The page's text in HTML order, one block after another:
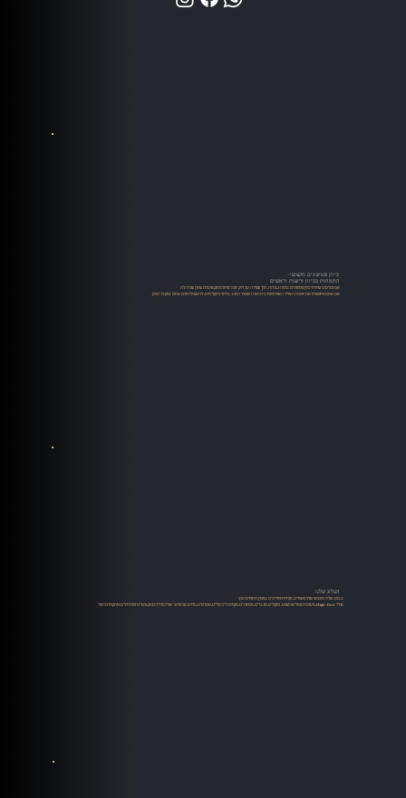
כיוון פטיפונים מקצועי-
התמחות בכיוון זרועות וראשים
אנו מציעים שירותי כיוון פטיפונים ברמה גבוהה, תוך שמירה על דיוק טכני מוחלט ומקצועיות שאין שניה לה.
אם אתם מחפשים את איכות הצליל האולטימטיבית ואת השימור הטוב ביותר לתקליטים, לראש וליהלום אתם במקום הנכון.​​
הבלוג שלנו
בבלוג שלנו תמצאו שלל מאמרים, סקירות ומדריכים במגוון תחומים כגון:
אודיו High-End, מערכות סטריאו ושמע, רמקולים, מגברים, פטיפונים, מקורות דיגיטליים, סטרימינג, מידע על מותגי אודיו מדריכים מקצועיים למתחילים ומתקדמים ועוד.